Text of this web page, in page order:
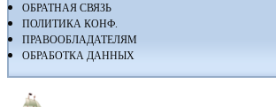
ОБРАТНАЯ СВЯЗЬ
ПОЛИТИКА КОНФ.
ПРАВООБЛАДАТЕЛЯМ
ОБРАБОТКА ДАННЫХ